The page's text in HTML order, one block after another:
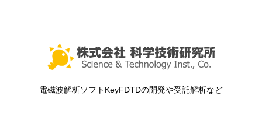
電磁波解析ソフトKeyFDTDの開発や受託解析など